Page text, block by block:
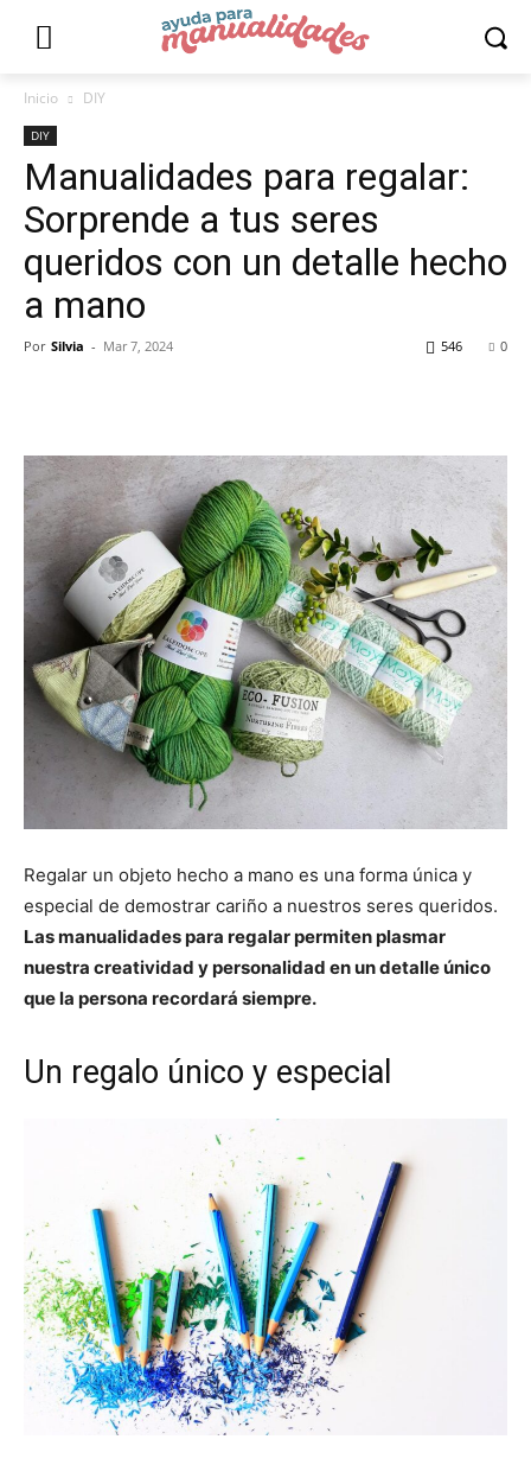
Inicio DIY
DIY
Manualidades para regalar:
Sorprende a tus seres
queridos con un detalle hecho
a mano
Por Silvia - Mar 7, 2024 0
546
Regalar un objeto hecho a mano es una forma única y
especial de demostrar cariño a nuestros seres queridos.
Las manualidades para regalar permiten plasmar
nuestra creatividad y personalidad en un detalle único
que la persona recordará siempre.
Un regalo único y especial